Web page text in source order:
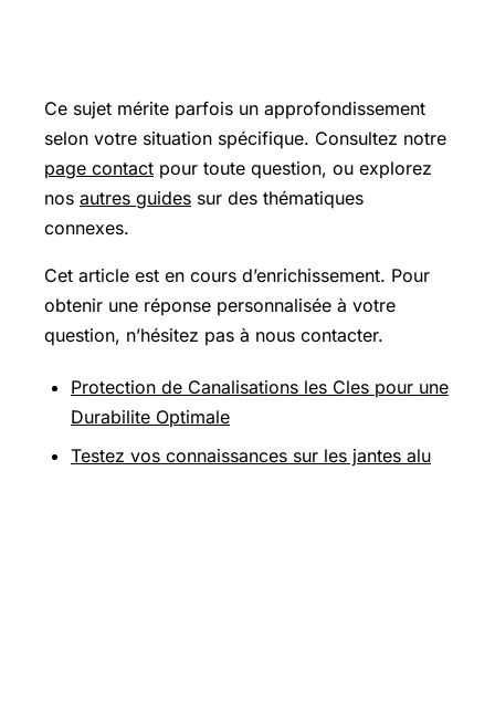
Ce sujet mérite parfois un approfondissement
selon votre situation spécifique. Consultez notre
page contact pour toute question, ou explorez
nos autres guides sur des thématiques
connexes.
Cet article est en cours d’enrichissement. Pour
obtenir une réponse personnalisée à votre
question, n’hésitez pas à nous contacter.
Protection de Canalisations les Cles pour une
Durabilite Optimale
Testez vos connaissances sur les jantes alu